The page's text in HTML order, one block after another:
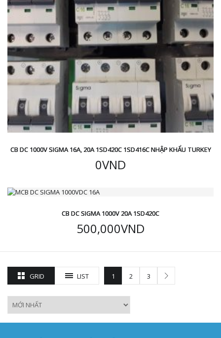
CB DC 1000V SIGMA 16A, 20A 1SD420C 1SD416C NHẬP KHẨU TURKEY
0VND
CB DC SIGMA 1000V 20A 1SD420C
500,000VND
GRID LIST 1 2 3